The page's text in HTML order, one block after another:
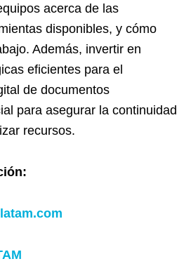
acerca de las
disponibles, y cómo
Además, invertir en
eficientes para el
de documentos
para asegurar la continuidad
recursos.